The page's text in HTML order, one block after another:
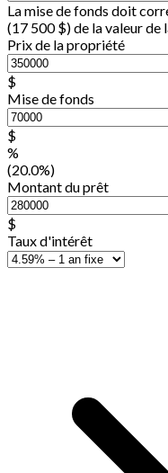
La mise de fonds doit
(17 500 $) de la valeur de
Prix de la propriété
$
Mise de fonds
$
%
(20.0%)
Montant du prêt
$
Taux d'intérêt